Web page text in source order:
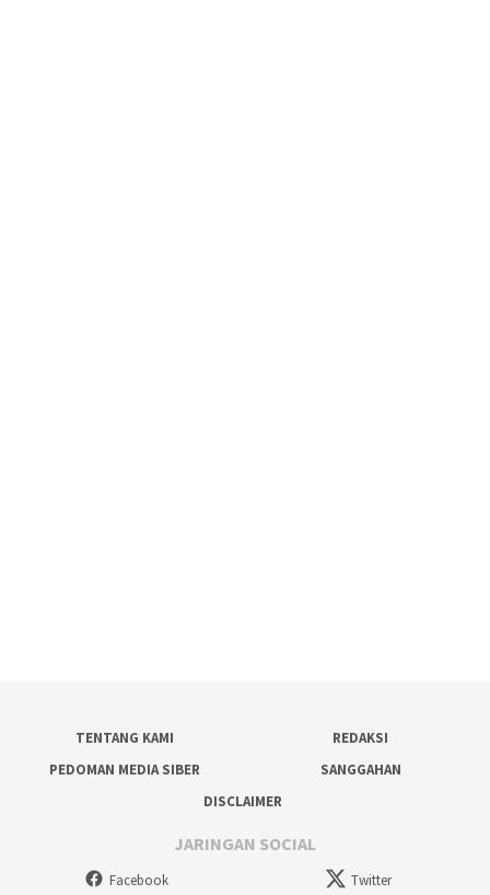
TENTANG KAMI
REDAKSI
PEDOMAN MEDIA SIBER
SANGGAHAN
DISCLAIMER
JARINGAN SOCIAL
Facebook Twitter